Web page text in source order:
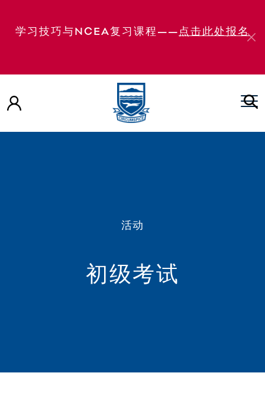
学习技巧与NCEA复习课程——点击此处报名
活动
初级考试